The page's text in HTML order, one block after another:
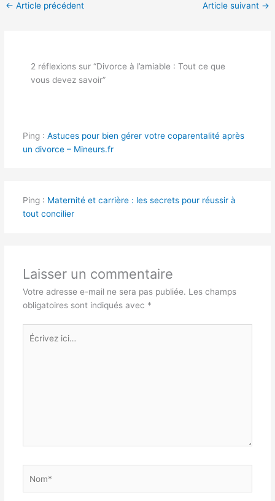
← Article précédent Article suivant →
2 réflexions sur “Divorce à l’amiable : Tout ce que
vous devez savoir”
Ping : Astuces pour bien gérer votre coparentalité après
un divorce – Mineurs.fr
Ping : Maternité et carrière : les secrets pour réussir à
tout concilier
Laisser un commentaire
Votre adresse e-mail ne sera pas publiée. Les champs
obligatoires sont indiqués avec *
Écrivez
ici…